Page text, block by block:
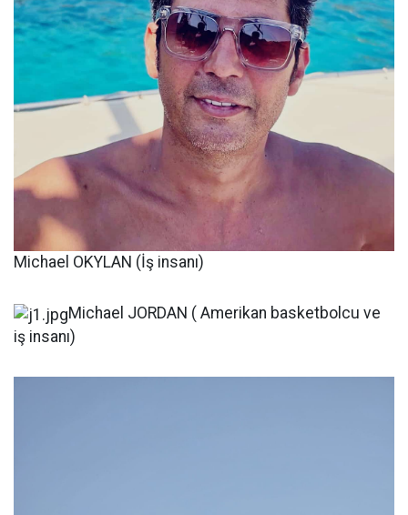
Michael OKYLAN (İş insanı)
Michael JORDAN ( Amerikan basketbolcu ve
iş insanı)